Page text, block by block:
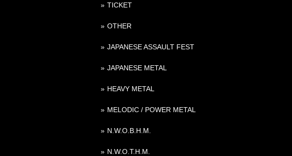
TICKET
OTHER
JAPANESE ASSAULT FEST
JAPANESE METAL
HEAVY METAL
MELODIC / POWER METAL
N.W.O.B.H.M.
N.W.O.T.H.M.